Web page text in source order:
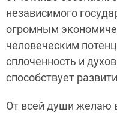
независимого
огромным
человеческим
сплоченность и
способствует
От всей души желаю